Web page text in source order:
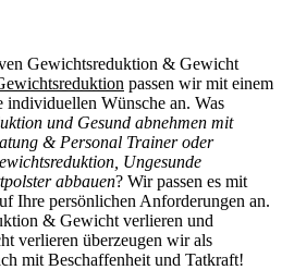
Gewichtsreduktion & Gewicht
passen wir mit einem
Wünsche an. Was
und Gesund abnehmen mit
& Personal Trainer oder
Ungesunde
abbauen? Wir passen es mit
Ihre persönlichen Anforderungen an.
& Gewicht verlieren und
verlieren überzeugen wir als
mit Beschaffenheit und Tatkraft!